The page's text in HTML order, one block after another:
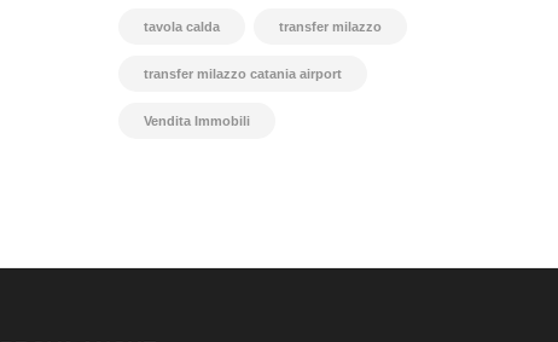
tavola calda transfer milazzo
transfer milazzo catania airport
Vendita Immobili